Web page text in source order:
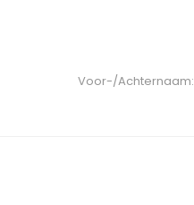
Voor-/Achternaam: